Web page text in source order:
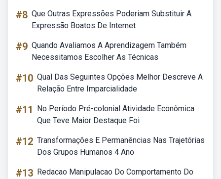
#8 Que Outras Expressões Poderiam Substituir A
Expressão Boatos De Internet
#9 Quando Avaliamos A Aprendizagem Também
Necessitamos Escolher As Técnicas
#10 Qual Das Seguintes Opções Melhor Descreve A
Relação Entre Imparcialidade
#11
No Período Pré-colonial Atividade Econômica
Que Teve Maior Destaque Foi
#12 Transformações E Permanências Nas Trajetórias
Dos Grupos Humanos 4 Ano
#13 Redacao Manipulacao Do Comportamento Do